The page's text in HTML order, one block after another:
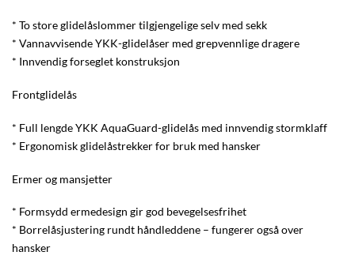
* To store glidelåslommer tilgjengelige selv med sekk
* Vannavvisende YKK-glidelåser med grepvennlige dragere
* Innvendig forseglet konstruksjon
Frontglidelås
* Full lengde YKK AquaGuard-glidelås med innvendig stormklaff
* Ergonomisk glidelåstrekker for bruk med hansker
Ermer og mansjetter
* Formsydd ermedesign gir god bevegelsesfrihet
* Borrelåsjustering rundt håndleddene – fungerer også over
hansker